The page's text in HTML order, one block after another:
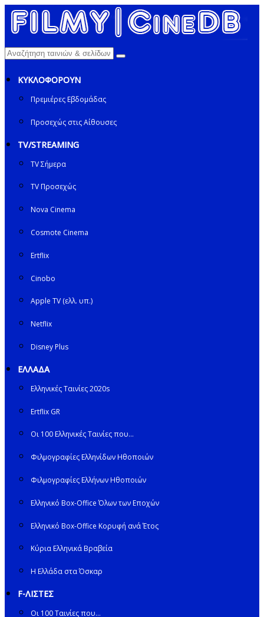
ΚΥΚΛΟΦΟΡΟΥΝ
Πρεμιέρες Εβδομάδας
Προσεχώς στις Αίθουσες
TV/STREAMING
TV Σήμερα
TV Προσεχώς
Nova Cinema
Cosmote Cinema
Ertflix
Cinobo
Apple TV (ελλ. υπ.)
Netflix
Disney Plus
ΕΛΛΑΔΑ
Ελληνικές Ταινίες 2020s
Ertflix GR
Οι 100 Ελληνικές Ταινίες που…
Φιλμογραφίες Ελληνίδων Ηθοποιών
Φιλμογραφίες Ελλήνων Ηθοποιών
Ελληνικό Box-Office Όλων των Εποχών
Ελληνικό Box-Office Κορυφή ανά Έτος
Κύρια Ελληνικά Βραβεία
Η Ελλάδα στα Όσκαρ
F-ΛΙΣΤΕΣ
Οι 100 Ταινίες που…